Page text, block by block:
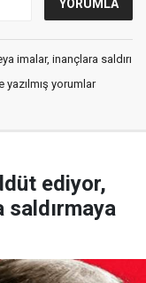
imalar, inançlara saldırı
yorumlar
ediyor,
saldırmaya